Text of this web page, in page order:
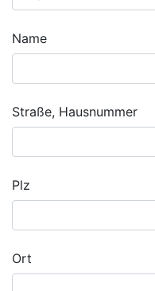
Name
Straße, Hausnummer
Plz
Ort